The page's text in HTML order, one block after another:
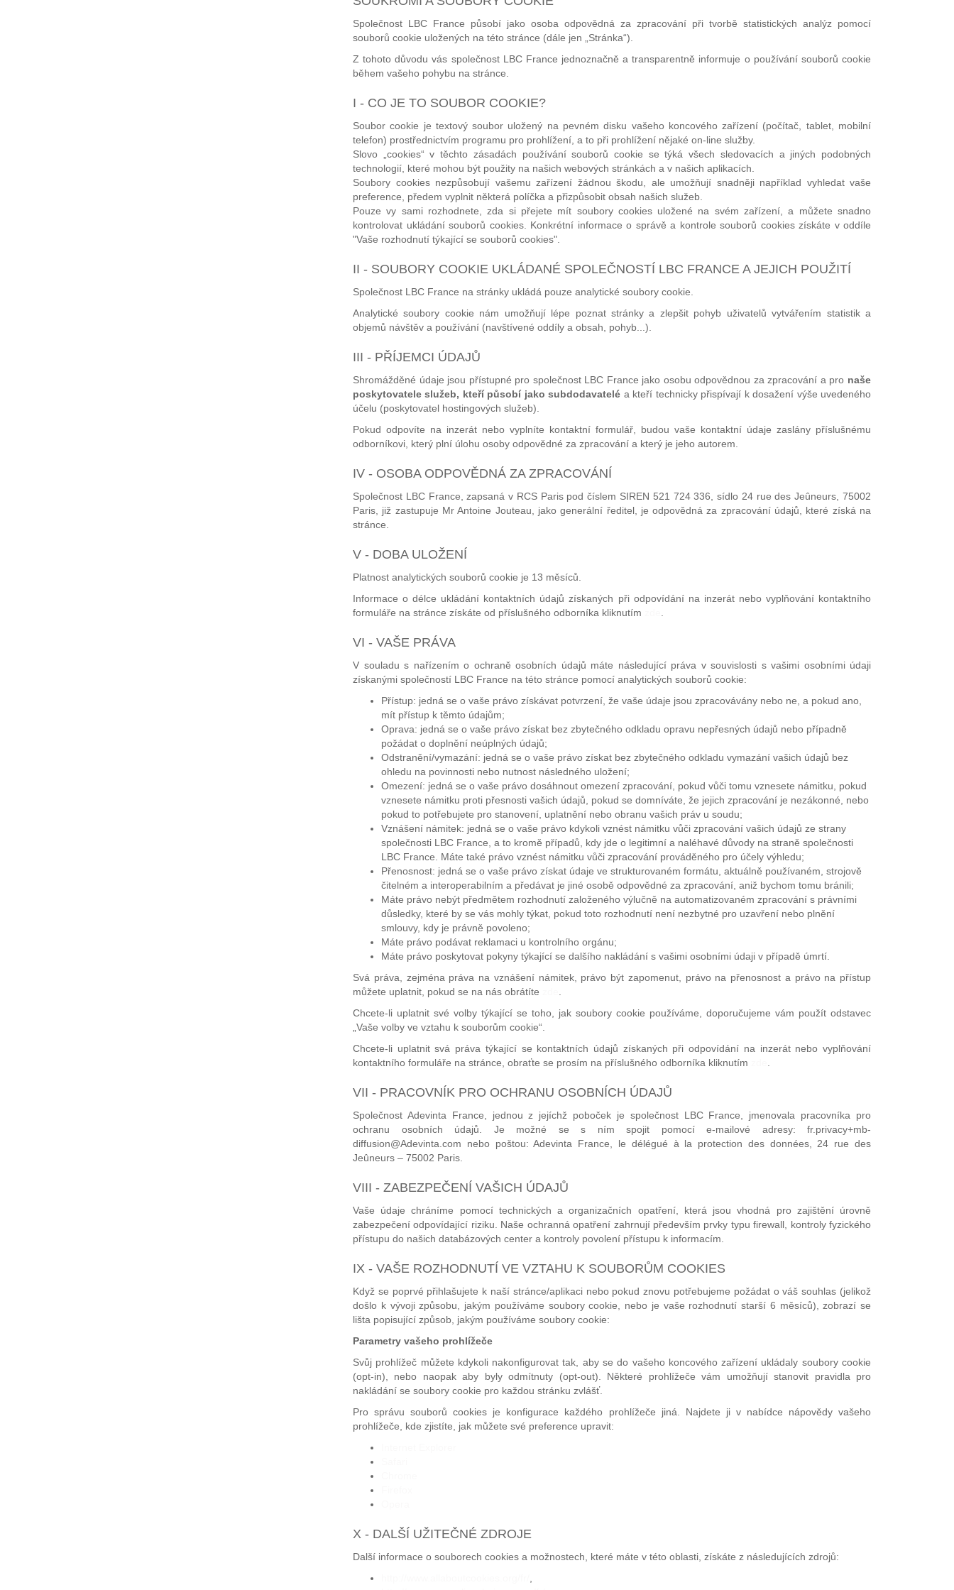
Společnost LBC France působí jako osoba odpovědná za zpracování při tvorbě statistických analýz pomocí
souborů cookie uložených na této stránce (dále jen „Stránka“).
Z tohoto důvodu vás společnost LBC France jednoznačně a transparentně informuje o používání souborů cookie
během vašeho pohybu na stránce.
I - CO JE TO SOUBOR COOKIE?
Soubor cookie je textový soubor uložený na pevném disku vašeho koncového zařízení (počítač, tablet, mobilní
telefon) prostřednictvím programu pro prohlížení, a to při prohlížení nějaké on-line služby.
Slovo „cookies“ v těchto zásadách používání souborů cookie se týká všech sledovacích a jiných podobných
technologií, které mohou být použity na našich webových stránkách a v našich aplikacích.
Soubory cookies nezpůsobují vašemu zařízení žádnou škodu, ale umožňují snadněji například vyhledat vaše
preference, předem vyplnit některá políčka a přizpůsobit obsah našich služeb.
Pouze vy sami rozhodnete, zda si přejete mít soubory cookies uložené na svém zařízení, a můžete snadno
kontrolovat ukládání souborů cookies. Konkrétní informace o správě a kontrole souborů cookies získáte v oddíle
"Vaše rozhodnutí týkající se souborů cookies".
II - SOUBORY COOKIE UKLÁDANÉ SPOLEČNOSTÍ LBC FRANCE A JEJICH POUŽITÍ
Společnost LBC France na stránky ukládá pouze analytické soubory cookie.
Analytické soubory cookie nám umožňují lépe poznat stránky a zlepšit pohyb uživatelů vytvářením statistik a
objemů návštěv a používání (navštívené oddíly a obsah, pohyb...).
III - PŘÍJEMCI ÚDAJŮ
Shromážděné údaje jsou přístupné pro společnost LBC France jako osobu odpovědnou za zpracování a pro naše
poskytovatele služeb, kteří působí jako subdodavatelé a kteří technicky přispívají k dosažení výše uvedeného
účelu (poskytovatel hostingových služeb).
Pokud odpovíte na inzerát nebo vyplníte kontaktní formulář, budou vaše kontaktní údaje zaslány příslušnému
odborníkovi, který plní úlohu osoby odpovědné za zpracování a který je jeho autorem.
IV - OSOBA ODPOVĚDNÁ ZA ZPRACOVÁNÍ
Společnost LBC France, zapsaná v RCS Paris pod číslem SIREN 521 724 336, sídlo 24 rue des Jeûneurs, 75002
Paris, již zastupuje Mr Antoine Jouteau, jako generální ředitel, je odpovědná za zpracování údajů, které získá na
stránce.
V - DOBA ULOŽENÍ
Platnost analytických souborů cookie je 13 měsíců.
Informace o délce ukládání kontaktních údajů získaných při odpovídání na inzerát nebo vyplňování kontaktního
formuláře na stránce získáte od příslušného odborníka kliknutím
VI - VAŠE PRÁVA
V souladu s nařízením o ochraně osobních údajů máte následující práva v souvislosti s vašimi osobními údaji
získanými společností LBC France na této stránce pomocí analytických souborů cookie:
Přístup: jedná se o vaše právo získávat potvrzení, že vaše údaje jsou zpracovávány nebo ne, a pokud ano,
mít přístup k těmto údajům;
Oprava: jedná se o vaše právo získat bez zbytečného odkladu opravu nepřesných údajů nebo případně
požádat o doplnění neúplných údajů;
Odstranění/vymazání: jedná se o vaše právo získat bez zbytečného odkladu vymazání vašich údajů bez
ohledu na povinnosti nebo nutnost následného uložení;
Omezení: jedná se o vaše právo dosáhnout omezení zpracování, pokud vůči tomu vznesete námitku, pokud
vznesete námitku proti přesnosti vašich údajů, pokud se domníváte, že jejich zpracování je nezákonné, nebo
pokud to potřebujete pro stanovení, uplatnění nebo obranu vašich práv u soudu;
Vznášení námitek: jedná se o vaše právo kdykoli vznést námitku vůči zpracování vašich údajů ze strany
společnosti LBC France, a to kromě případů, kdy jde o legitimní a naléhavé důvody na straně společnosti
LBC France. Máte také právo vznést námitku vůči zpracování prováděného pro účely výhledu;
Přenosnost: jedná se o vaše právo získat údaje ve strukturovaném formátu, aktuálně používaném, strojově
čitelném a interoperabilním a předávat je jiné osobě odpovědné za zpracování, aniž bychom tomu bránili;
Máte právo nebýt předmětem rozhodnutí založeného výlučně na automatizovaném zpracování s právními
důsledky, které by se vás mohly týkat, pokud toto rozhodnutí není nezbytné pro uzavření nebo plnění
smlouvy, kdy je právně povoleno;
Máte právo podávat reklamaci u kontrolního orgánu;
Máte právo poskytovat pokyny týkající se dalšího nakládání s vašimi osobními údaji v případě úmrtí.
Svá práva, zejména práva na vznášení námitek, právo být zapomenut, právo na přenosnost a právo na přístup
můžete uplatnit, pokud se na nás obrátíte
Chcete-li uplatnit své volby týkající se toho, jak soubory cookie používáme, doporučujeme vám použít odstavec
„Vaše volby ve vztahu k souborům cookie“.
Chcete-li uplatnit svá práva týkající se kontaktních údajů získaných při odpovídání na inzerát nebo vyplňování
kontaktního formuláře na stránce, obraťte se prosím na příslušného odborníka kliknutím
VII - PRACOVNÍK PRO OCHRANU OSOBNÍCH ÚDAJŮ
Společnost Adevinta France, jednou z jejíchž poboček je společnost LBC France, jmenovala pracovníka pro
ochranu osobních údajů. Je možné se s ním spojit pomocí e-mailové adresy: fr.privacy+mb-
diffusion@Adevinta.com nebo poštou: Adevinta France, le délégué à la protection des données, 24 rue des
Jeûneurs – 75002 Paris.
VIII - ZABEZPEČENÍ VAŠICH ÚDAJŮ
Vaše údaje chráníme pomocí technických a organizačních opatření, která jsou vhodná pro zajištění úrovně
zabezpečení odpovídající riziku. Naše ochranná opatření zahrnují především prvky typu firewall, kontroly fyzického
přístupu do našich databázových center a kontroly povolení přístupu k informacím.
IX - VAŠE ROZHODNUTÍ VE VZTAHU K SOUBORŮM COOKIES
Když se poprvé přihlašujete k naší stránce/aplikaci nebo pokud znovu potřebujeme požádat o váš souhlas (jelikož
došlo k vývoji způsobu, jakým používáme soubory cookie, nebo je vaše rozhodnutí starší 6 měsíců), zobrazí se
lišta popisující způsob, jakým používáme soubory cookie:
Parametry vašeho prohlížeče
Svůj prohlížeč můžete kdykoli nakonfigurovat tak, aby se do vašeho koncového zařízení ukládaly soubory cookie
(opt-in), nebo naopak aby byly odmítnuty (opt-out). Některé prohlížeče vám umožňují stanovit pravidla pro
nakládání se soubory cookie pro každou stránku zvlášť.
Pro správu souborů cookies je konfigurace každého prohlížeče jiná. Najdete ji v nabídce nápovědy vašeho
prohlížeče, kde zjistíte, jak můžete své preference upravit:
X - DALŠÍ UŽITEČNÉ ZDROJE
Další informace o souborech cookies a možnostech, které máte v této oblasti, získáte z následujících zdrojů: